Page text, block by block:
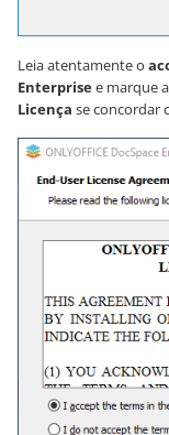
Leia atentamente o
Enterprisee marque
Licença se concordar